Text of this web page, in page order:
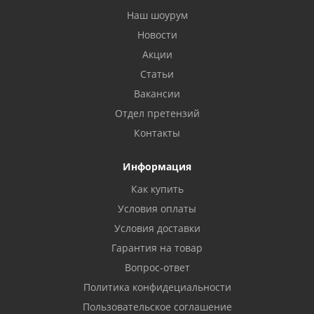
Наш шоурум
Новости
Акции
Статьи
Вакансии
Отдел претензий
Контакты
Информация
Как купить
Условия оплаты
Условия доставки
Гарантия на товар
Вопрос-ответ
Политика конфидециальности
Пользовательское соглашение